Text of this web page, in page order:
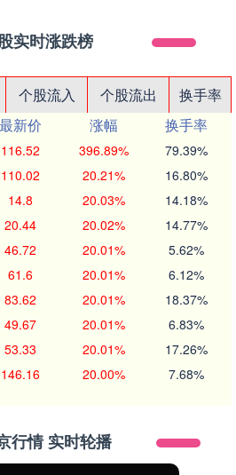
实时涨跌榜
个股流入 个股流出
换手率
最新价 涨幅
换手率
116.52 396.89% 79.39%
110.02 20.21% 16.80%
14.8 20.03% 14.18%
20.44 20.02% 14.77%
46.72 20.01% 5.62%
61.6 20.01% 6.12%
83.62 20.01% 18.37%
49.67 20.01% 6.83%
53.33 20.01% 17.26%
146.16 20.00% 7.68%
行情 实时轮播